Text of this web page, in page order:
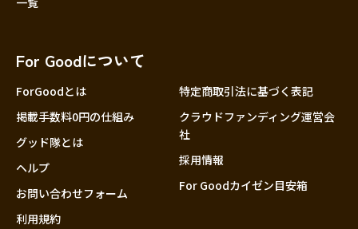
大分
For Goodについて
ForGoodとは
掲載手数料0円の仕組み
グッド隊とは
ヘルプ
お問い合わせフォーム
利用規約
特定商取引法に基づく表記
クラウドファンディング運営会
社
採用情報
For Goodカイゼン目安箱